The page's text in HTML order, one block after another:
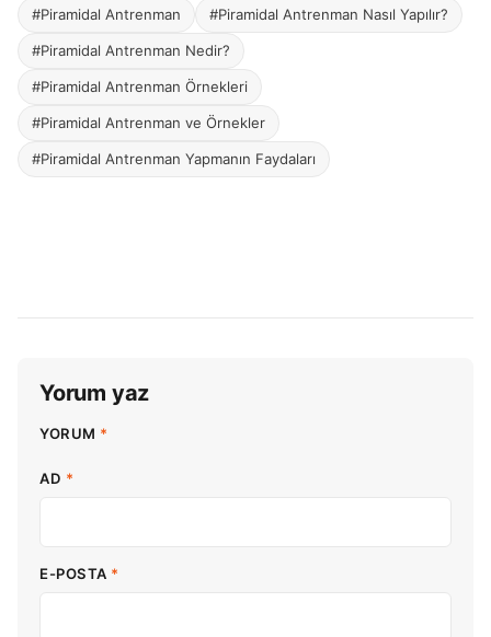
#Piramidal Antrenman #Piramidal Antrenman Nasıl Yapılır?
#Piramidal Antrenman Nedir?
#Piramidal Antrenman Örnekleri
#Piramidal Antrenman ve Örnekler
#Piramidal Antrenman Yapmanın Faydaları
Yorum yaz
YORUM *
AD *
E-POSTA *